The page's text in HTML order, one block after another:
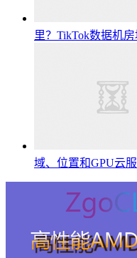
里？TikTok数据机
域、位置和GPU云